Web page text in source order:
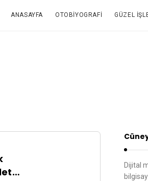
ANASAYFA OTOBIYOGRAFI GÜZEL
Dijital